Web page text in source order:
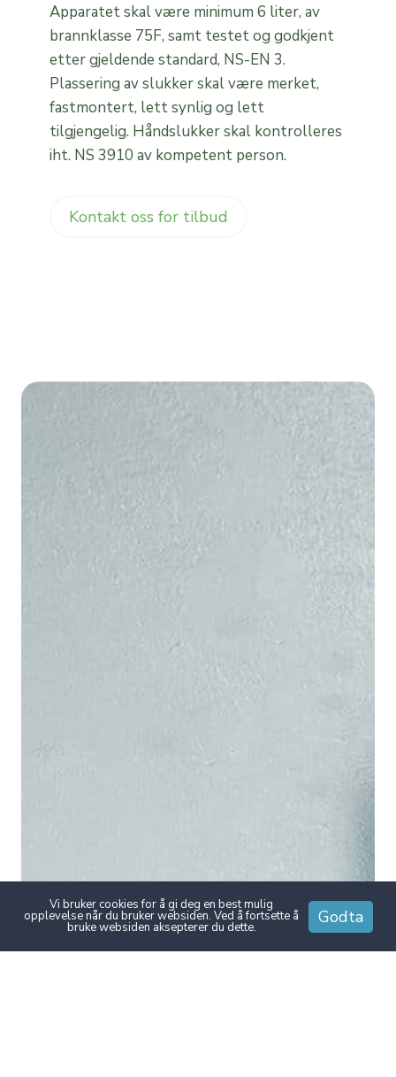
Apparatet skal være minimum 6 liter, av
brannklasse 75F, samt testet og godkjent
etter gjeldende standard, NS-EN 3.
Plassering av slukker skal være merket,
fastmontert, lett synlig og lett
tilgjengelig. Håndslukker skal kontrolleres
iht. NS 3910 av kompetent person.
Kontakt oss for tilbud
Vi bruker cookies for å gi deg en best mulig
opplevelse når du bruker websiden. Ved å fortsette å
bruke websiden aksepterer du dette.
Godta